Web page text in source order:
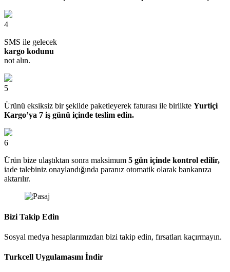
4
SMS ile gelecek
kargo kodunu
not alın.
5
Ürünü eksiksiz bir şekilde paketleyerek faturası ile birlikte Yurtiçi
Kargo’ya 7 iş günü içinde teslim edin.
6
Ürün bize ulaştıktan sonra maksimum 5 gün içinde kontrol edilir,
iade talebiniz onaylandığında paranız otomatik olarak bankanıza
aktarılır.
Bizi Takip Edin
Sosyal medya hesaplarımızdan bizi takip edin, fırsatları kaçırmayın.
Turkcell Uygulamasını İndir